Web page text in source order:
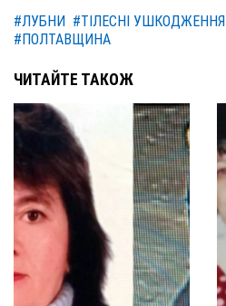
#ЛУБНИ #ТІЛЕСНІ УШКОДЖЕННЯ
#ПОЛТАВЩИНА
ЧИТАЙТЕ ТАКОЖ